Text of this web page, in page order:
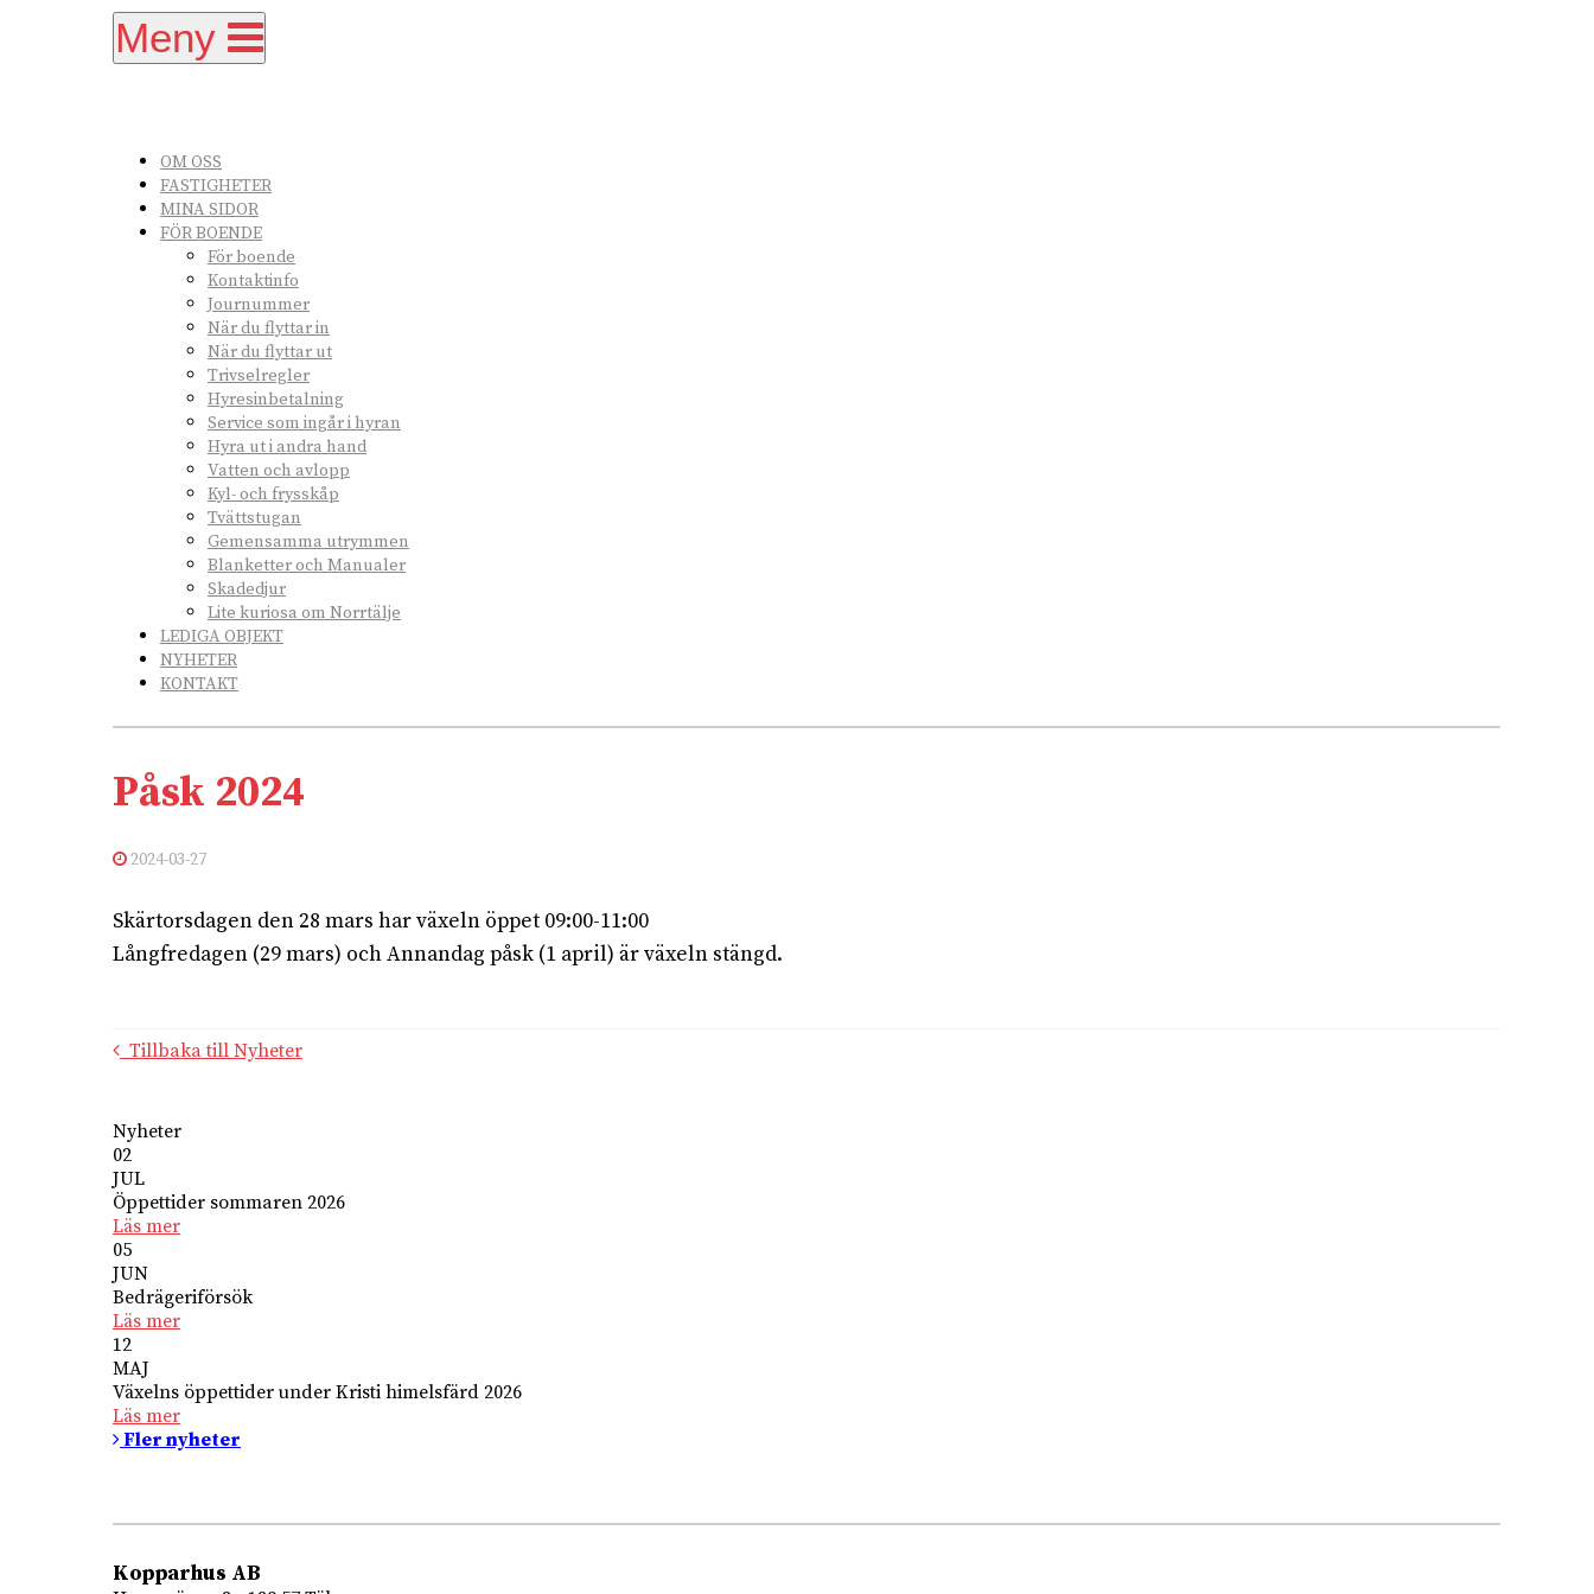
Meny
OM OSS
FASTIGHETER
MINA SIDOR
FÖR BOENDE
För boende
Kontaktinfo
Journummer
När du flyttar in
När du flyttar ut
Trivselregler
Hyresinbetalning
Service som ingår i hyran
Hyra ut i andra hand
Vatten och avlopp
Kyl- och frysskåp
Tvättstugan
Gemensamma utrymmen
Blanketter och Manualer
Skadedjur
Lite kuriosa om Norrtälje
LEDIGA OBJEKT
NYHETER
KONTAKT
Påsk 2024
2024-03-27
Skärtorsdagen den 28 mars har växeln öppet 09:00-11:00
Långfredagen (29 mars) och Annandag påsk (1 april) är växeln stängd.
Tillbaka till Nyheter
Nyheter
02
JUL
Öppettider sommaren 2026
Läs mer
05
JUN
Bedrägeriförsök
Läs mer
12
MAJ
Växelns öppettider under Kristi himelsfärd 2026
Läs mer
Fler nyheter
Kopparhus AB